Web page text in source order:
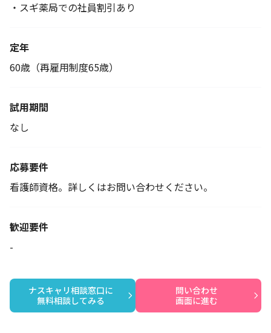
・スギ薬局での社員割引あり
定年
60歳（再雇用制度65歳）
試用期間
なし
応募要件
看護師資格。詳しくはお問い合わせください。
歓迎要件
-
ナスキャリ相談窓口に
無料相談してみる
問い合わせ
画面に進む